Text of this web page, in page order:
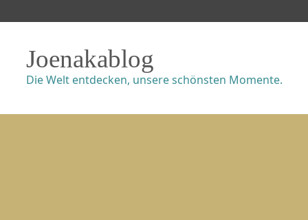
Joenakablog
Die Welt entdecken, unsere schönsten Momente.